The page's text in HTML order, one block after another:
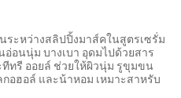
ระหว่างสลิปปิ้งมาส์คในสูตรเซรั่ม
อนนุ่ม บางเบา อุดมไปด้วยสาร
ทีทรี ออยล์ ช่วยให้ผิวนุ่ม รูขุมขน
อฮอล์ และน้าหอม เหมาะสาหรับ